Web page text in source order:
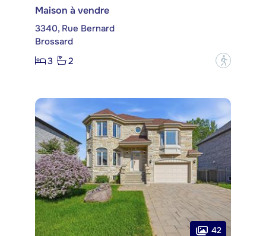
Maison à vendre
3340, Rue Bernard
Brossard
3
2 ?
42